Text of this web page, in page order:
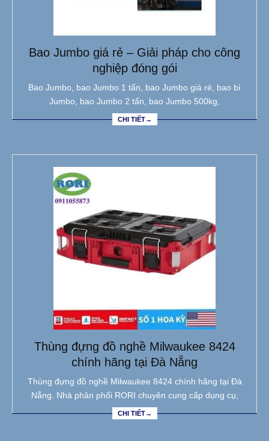
Bao Jumbo giá rẻ – Giải pháp cho công
nghiệp đóng gói
Bao Jumbo, bao Jumbo 1 tấn, bao Jumbo giá rẻ, bao bì
Jumbo, bao Jumbo 2 tấn, bao Jumbo 500kg,
CHI TIẾT→
Thùng đựng đồ nghề Milwaukee 8424
chính hãng tại Đà Nẵng
Thùng đựng đồ nghề Milwaukee 8424 chính hãng tại Đà
Nẵng. Nhà phân phối RORI chuyên cung cấp dụng cụ,
CHI TIẾT→